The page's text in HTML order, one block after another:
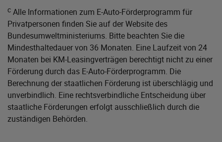
c Alle Informationen zum E-Auto-Förderprogramm für
Privatpersonen finden Sie auf der Website des
Bundesumweltministeriums. Bitte beachten Sie die
Mindesthaltedauer von 36 Monaten. Eine Laufzeit von 24
Monaten bei KM-Leasingverträgen berechtigt nicht zu einer
Förderung durch das E-Auto-Förderprogramm. Die
Berechnung der staatlichen Förderung ist überschlägig und
unverbindlich. Eine rechtsverbindliche Entscheidung über
staatliche Förderungen erfolgt ausschließlich durch die
zuständigen Behörden.